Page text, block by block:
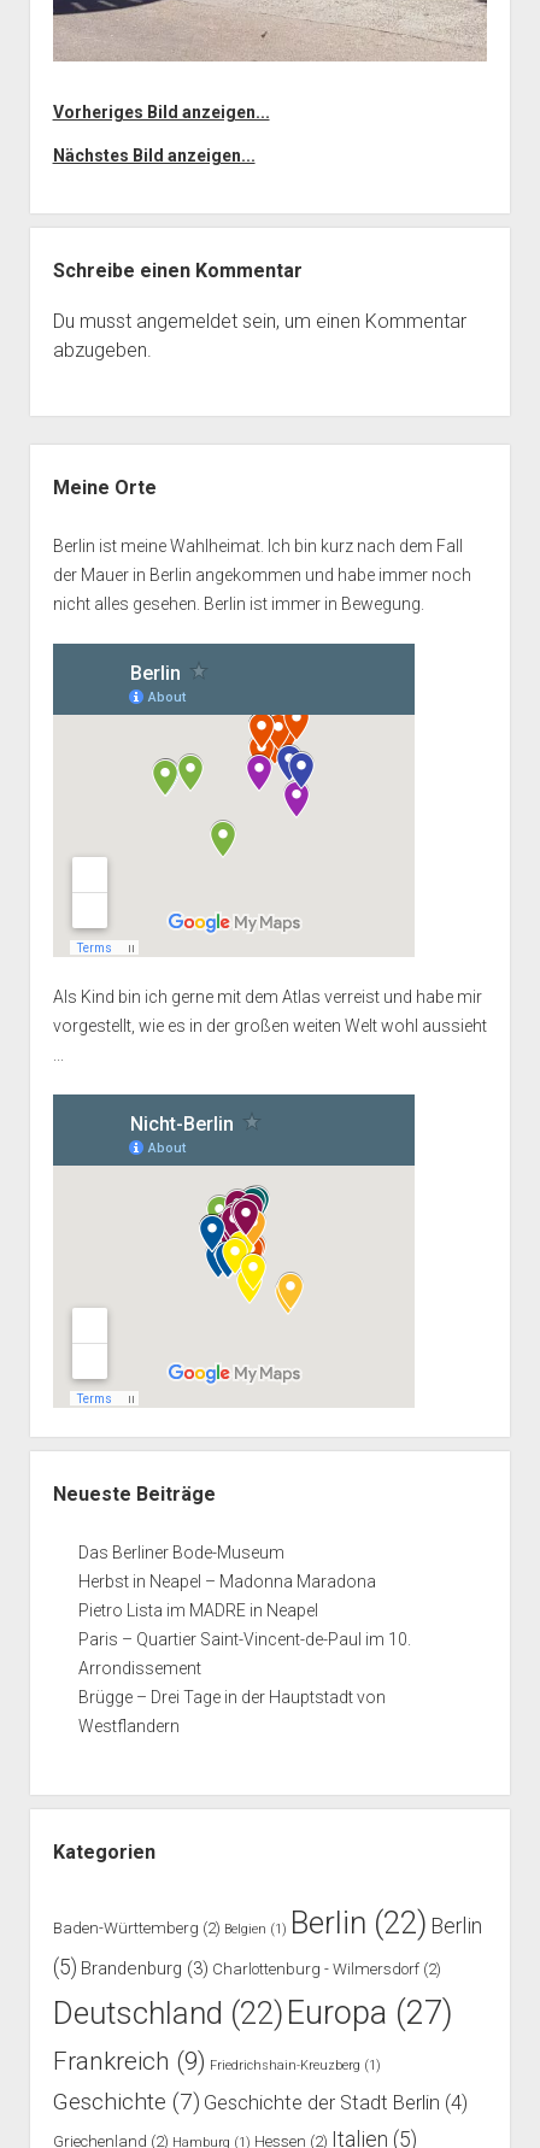
Vorheriges Bild anzeigen...
Nächstes Bild anzeigen...
Schreibe einen Kommentar
Du musst angemeldetsein, um einen Kommentar
abzugeben.
Meine Orte
Berlin ist meine Wahlheimat. Ich bin kurz nach dem Fall
der Mauer in Berlin angekommen und habe immer noch
nicht alles gesehen. Berlin ist immer in Bewegung.
Als Kind bin ich gerne mit dem Atlas verreist und habe mir
vorgestellt, wie es in der großen weiten Welt wohl aussieht
Neueste Beiträge
Das Berliner Bode-Museum
Herbst in Neapel – Madonna Maradona
Pietro Lista im MADRE in Neapel
Paris – Quartier Saint-Vincent-de-Paul im 10.
Arrondissement
Brügge – Drei Tage in der Hauptstadt von
Westflandern
Kategorien
Baden-Württemberg (2) Belgien (1) Berlin (22) Berlin
(5) Brandenburg (3) Charlottenburg - Wilmersdorf(2)
Deutschland (22) Europa (27)
Frankreich (9) Friedrichshain-Kreuzberg (1)
Geschichte (7) Geschichte der Stadt Berlin (4)
Griechenland (2) Hamburg (1) Hessen (2) Italien (5)